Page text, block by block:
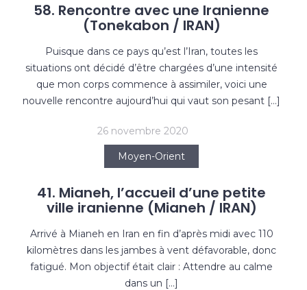
58. Rencontre avec une Iranienne
(Tonekabon / IRAN)
Puisque dans ce pays qu’est l’Iran, toutes les
situations ont décidé d’être chargées d’une intensité
que mon corps commence à assimiler, voici une
nouvelle rencontre aujourd’hui qui vaut son pesant […]
26 novembre 2020
Moyen-Orient
41. Mianeh, l’accueil d’une petite
ville iranienne (Mianeh / IRAN)
Arrivé à Mianeh en Iran en fin d’après midi avec 110
kilomètres dans les jambes à vent défavorable, donc
fatigué. Mon objectif était clair : Attendre au calme
dans un […]